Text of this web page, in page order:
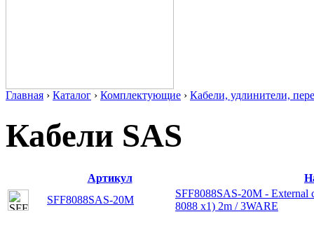
Главная › Каталог › Комплектующие › Кабели, удлинители,
Кабели SAS
Артикул
SFF8088SAS-20M
SFF8088SAS-20M - External
8088 x1) 2m / 3WARE